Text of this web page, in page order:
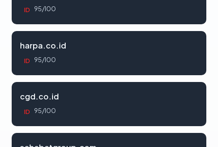
ID 95/100
harpa.co.id
ID 95/100
cgd.co.id
ID 95/100